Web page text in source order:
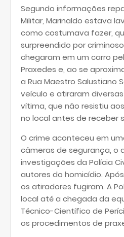
Segundo informações
Militar, Marinaldo estava
como costumava fazer,
surpreendido por
chegaram em um carro
Praxedes e, ao se
a Rua Maestro Salustiano
veículo e atiraram
vítima, que não resistiu
no local antes de receber
O crime aconteceu em
câmeras de segurança, o
investigações da Polícia
autores do homicídio.
os atiradores fugiram. A
local até a chegada da
Técnico-Científico de
os procedimentos de